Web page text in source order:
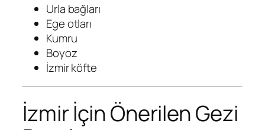
Urla bağları
Ege otları
Kumru
Boyoz
İzmir köfte
İzmir İçin Önerilen Gezi